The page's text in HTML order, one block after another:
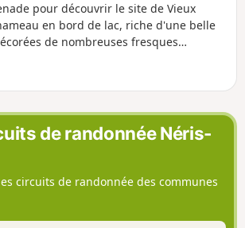
pour découvrir le site de Vieux
en bord de lac, riche d'une belle
de nombreuses fresques
de randonnée Néris-
circuits de randonnée des communes